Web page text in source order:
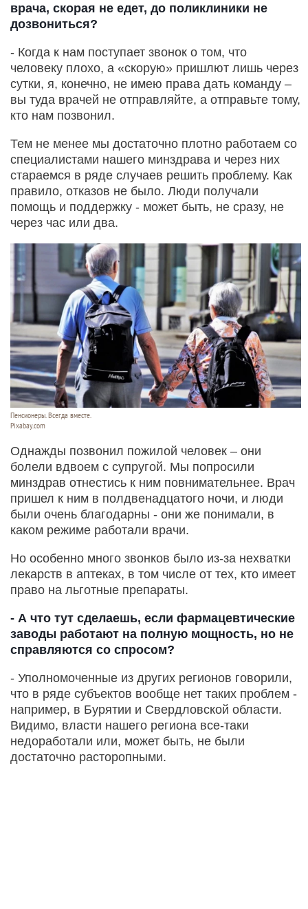
врача, скорая не едет, до поликлиники не
дозвониться?
- Когда к нам поступает звонок о том, что
человеку плохо, а «скорую» пришлют лишь через
сутки, я, конечно, не имею права дать команду –
вы туда врачей не отправляйте, а отправьте тому,
кто нам позвонил.
Тем не менее мы достаточно плотно работаем со
специалистами нашего минздрава и через них
стараемся в ряде случаев решить проблему. Как
правило, отказов не было. Люди получали
помощь и поддержку - может быть, не сразу, не
через час или два.
Пенсионеры. Всегда вместе.
Pixabay.com
Однажды позвонил пожилой человек – они
болели вдвоем с супругой. Мы попросили
минздрав отнестись к ним повнимательнее. Врач
пришел к ним в полдвенадцатого ночи, и люди
были очень благодарны - они же понимали, в
каком режиме работали врачи.
Но особенно много звонков было из-за нехватки
лекарств в аптеках, в том числе от тех, кто имеет
право на льготные препараты.
- А что тут сделаешь, если фармацевтические
заводы работают на полную мощность, но не
справляются со спросом?
- Уполномоченные из других регионов говорили,
что в ряде субъектов вообще нет таких проблем -
например, в Бурятии и Свердловской области.
Видимо, власти нашего региона все-таки
недоработали или, может быть, не были
достаточно расторопными.